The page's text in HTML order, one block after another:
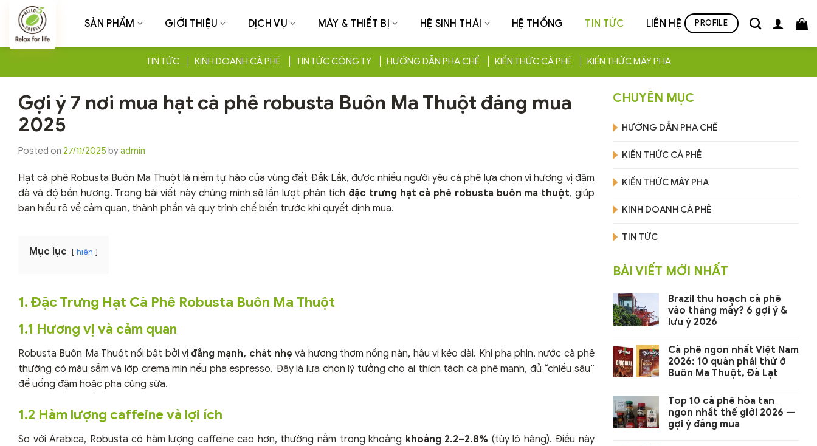
Chuyển
dung
SẢN PHẨM GIỚI THIỆU DỊCH VỤ MÁY & THIẾT BỊ HỆ SINH THÁI HỆ THỐNG TIN TỨC LIÊN HỆ PROFILE
TIN TỨC KINH DOANH CÀ PHÊ TIN TỨC CÔNG TY HƯỚNG DẪN PHA CHẾ KIẾN THỨC CÀ PHÊ KIẾN THỨC MÁY PHA
Gợi ý 7 nơi mua hạt cà phê robusta Buôn Ma Thuột đáng mua
2025
Posted on 27/11/2025 byadmin
Hạt cà phê Robusta Buôn Ma Thuột là niềm tự hào của vùng đất Đắk Lắk, được nhiều người yêu cà phê lựa chọn vì hương vị đậm
đà và độ bền hương. Trong bài viết này chúng mình sẽ lần lượt phân tích đặc trưng hạt cà phê robusta buôn ma thuột, giúp
bạn hiểu rõ về cảm quan, thành phần và quy trình chế biến trước khi quyết định mua.
Mục lục hiện
1. Đặc Trưng Hạt Cà Phê Robusta Buôn Ma Thuột
1.1 Hương vị và cảm quan
Robusta Buôn Ma Thuột nổi bật bởi vị đắng mạnh, chát nhẹ và hương thơm nồng nàn, hậu vị kéo dài. Khi pha phin, nước cà phê
thường có màu sẫm và lớp crema mịn nếu pha espresso. Đây là lựa chọn lý tưởng cho ai thích tách cà phê mạnh, đủ “chiều sâu”
để uống đậm hoặc pha cùng sữa.
1.2 Hàm lượng caffeine và lợi ích
So với Arabica, Robusta có hàm lượng caffeine cao hơn, thường nằm trong khoảng khoảng 2.2–2.8% (tùy lô hàng). Điều này
CHUYÊN MỤC
HƯỚNG DẪN PHA CHẾ
KIẾN THỨC CÀ PHÊ
KIẾN THỨC MÁY PHA
KINH DOANH CÀ PHÊ
TIN TỨC
BÀI VIẾT MỚI NHẤT
Brazil thu hoạch cà phê
vào tháng mấy? 6 gợi ý &
lưu ý 2026
Cà phê ngon nhất Việt Nam
2026: 10 quán phải thử ở
Buôn Ma Thuột, Đà Lạt
Top 10 cà phê hòa tan
ngon nhất thế giới 2026 —
gợi ý đáng mua